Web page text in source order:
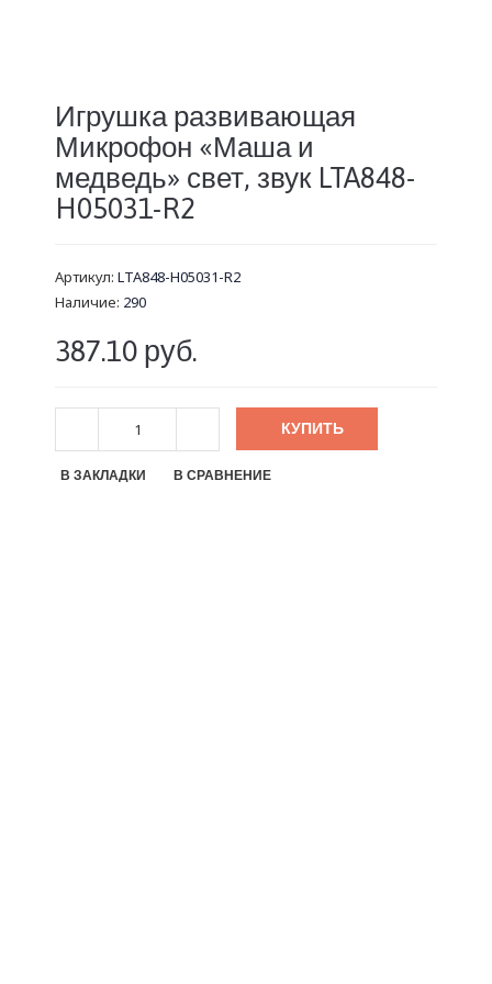
Игрушка развивающая
Микрофон «Маша и
медведь» свет, звук LTA848-
H05031-R2
Артикул: LTA848-H05031-R2
Наличие: 290
387.10 руб.
КУПИТЬ
В ЗАКЛАДКИ В СРАВНЕНИЕ